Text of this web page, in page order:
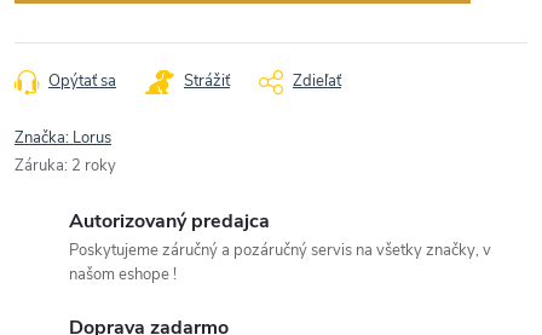
Opýtať sa Strážiť Zdieľať
Značka: Lorus
Záruka: 2 roky
Autorizovaný predajca
Poskytujeme záručný a pozáručný servis na všetky značky, v
našom eshope !
Doprava zadarmo